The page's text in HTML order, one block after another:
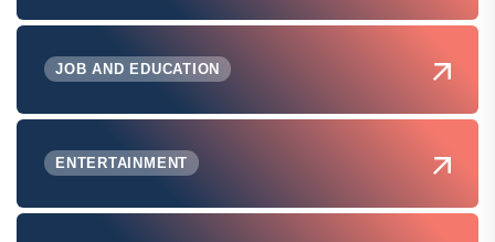
JOB AND EDUCATION
ENTERTAINMENT